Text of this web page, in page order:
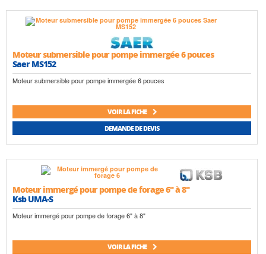
Moteur submersible pour pompe immergée 6 pouces
Saer MS152
Moteur submersible pour pompe immergée 6 pouces
VOIR LA FICHE
DEMANDE DE DEVIS
Moteur immergé pour pompe de forage 6" à 8"
Ksb UMA-S
Moteur immergé pour pompe de forage 6" à 8"
VOIR LA FICHE